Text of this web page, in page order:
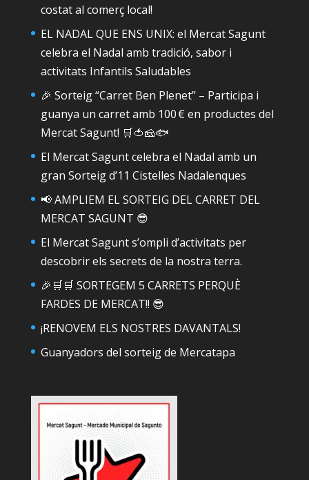
costat al comerç local!
EL NADAL QUE ENS UNIX: el Mercat Sagunt
celebra el Nadal amb tradició, sabor i
activitats Infantils Saludables
🎉 Sorteig “Carret Ben Plenet” – Participa i
guanya un carret amb 100 € en productes del
Mercat Sagunt! 🛒🍅🧀🐟
El Mercat Sagunt celebra el Nadal amb un
gran Sorteig d’11 Cistelles Nadalenques
📢 AMPLIEM EL SORTEIG DEL CARRET DEL
MERCAT SAGUNT 😎
El Mercat Sagunt s’ompli d’activitats per
descobrir els secrets de la nostra terra.
🎉🛒🛒 SORTEGEM 5 CARRETS PERQUÈ
FARDES DE MERCAT!! 😎
¡RENOVEM ELS NOSTRES DAVANTALS!
Guanyadors del sorteig de Mercatapa